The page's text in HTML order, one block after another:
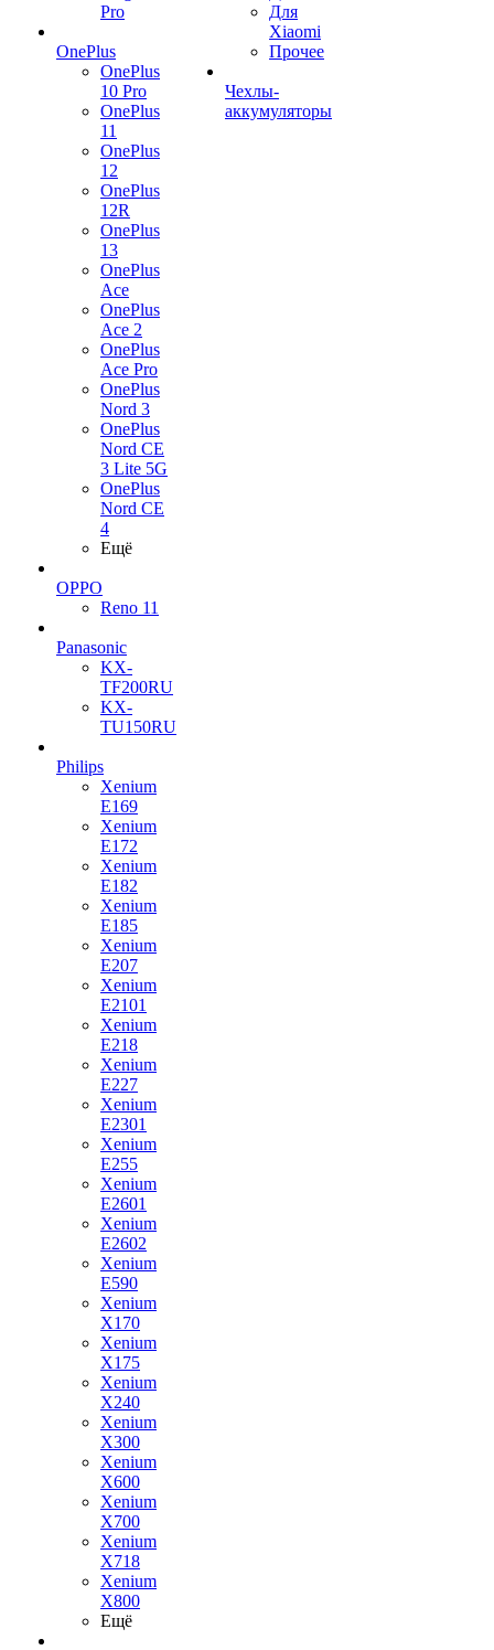
Pro
OnePlus
OnePlus
10 Pro
OnePlus
11
OnePlus
12
OnePlus
12R
OnePlus
13
OnePlus
Ace
OnePlus
Ace 2
OnePlus
Ace Pro
OnePlus
Nord 3
OnePlus
Nord CE
3 Lite 5G
OnePlus
Nord CE
4
Ещё
OPPO
Reno 11
Panasonic
KX-
TF200RU
KX-
TU150RU
Philips
Xenium
E169
Xenium
E172
Xenium
E182
Xenium
E185
Xenium
E207
Xenium
E2101
Xenium
E218
Xenium
E227
Xenium
E2301
Xenium
E255
Xenium
E2601
Xenium
E2602
Xenium
E590
Xenium
X170
Xenium
X175
Xenium
X240
Xenium
X300
Xenium
X600
Xenium
X700
Xenium
X718
Xenium
X800
Ещё
Для
Xiaomi
Прочее
Чехлы-
аккумуляторы